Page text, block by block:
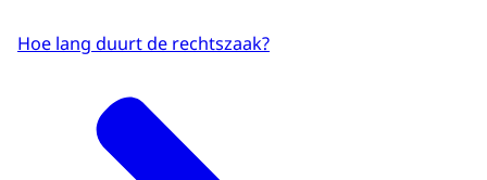
Hoe lang duurt de rechtszaak?